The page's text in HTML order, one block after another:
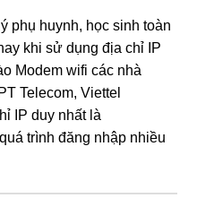
phụ huynh, học sinh toàn
khi sử dụng địa chỉ IP
Modem wifi các nhà
Telecom, Viettel
IP duy nhất là
trình đăng nhập nhiều